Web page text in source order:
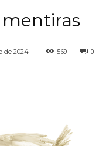
de 2024 0
569